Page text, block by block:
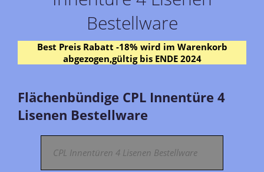
Bestellware
Best Preis Rabatt -18% wird im Warenkorb
abgezogen,gültig bis ENDE 2024
Flächenbündige CPL Innentüre 4
Lisenen Bestellware
CPL Innentüren 4 Lisenen Bestellware